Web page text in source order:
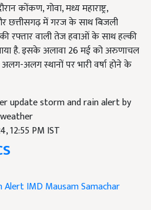
कोंकण, गोवा, मध्य महाराष्ट्र,
छत्तीसगढ़ में गरज के साथ बिजली
रफ्तार वाली तेज हवाओं के साथ हल्की
है. इसके अलावा 26 मई को अरुणाचल
अलग स्थानों पर भारी वर्षा होने के
update storm and rain alert by
12:55 PM IST
AlertIMDMausam Samachar